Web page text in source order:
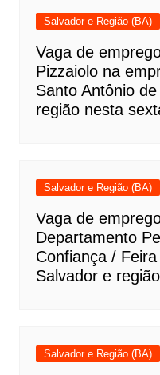
Salvador e Região (BA)
Vaga de
Pizzaiolo na
Santo Antônio
região nesta
Salvador e Região (BA)
Vaga de
Departamento
Confiança /
Salvador e
Salvador e Região (BA)